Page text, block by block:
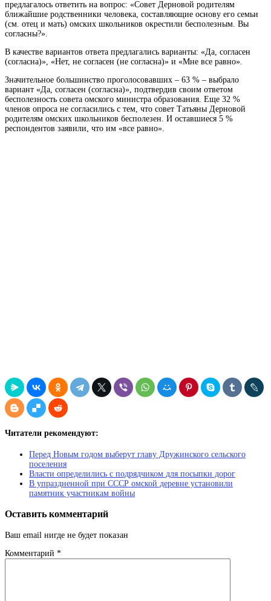
предлагалось ответить на вопрос: «Совет Дерновой родителям
ближайшие родственники человека, составляющие основу его семьи
(см. отец и мать) омских школьников окрестили бесполезным. Вы
согласны?».
В качестве вариантов ответа предлагались варианты: «Да, согласен
(согласна)», «Нет, не согласен (не согласна)» и «Мне все равно».
Значительное большинство проголосовавших – 63 % – выбрало
вариант «Да, согласен (согласна)», подтвердив своим ответом
бесполезность совета омского министра образования. Еще 32 %
членов опроса не согласились с тем, что совет Татьяны Дерновой
родителям омских школьников бесполезен. И оставшиеся 5 %
респондентов заявили, что им «все равно».
Читатели рекомендуют:
Перед Новым годом выберут главу Дружинского сельского
поселения
Власти определились с подрядчиком для посыпки дорог
В упраздненной при СССР омской деревне установили
памятник участникам войны
Оставить комментарий
Ваш email нигде не будет показан
Комментарий *